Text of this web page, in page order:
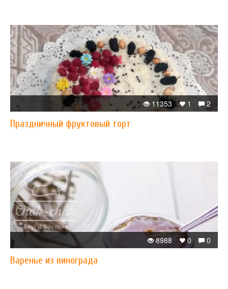
2
1
11353
Праздничный фруктовый торт
0
0
8988
Варенье из винограда